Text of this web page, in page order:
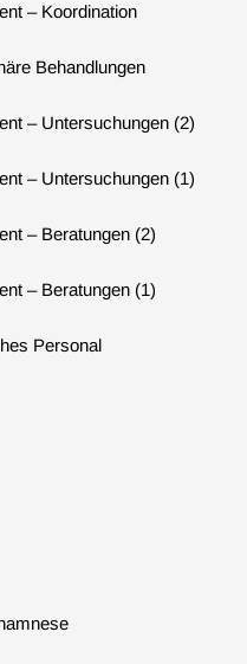
– Koordination
Behandlungen
– Untersuchungen (2)
– Untersuchungen (1)
– Beratungen (2)
– Beratungen (1)
Personal